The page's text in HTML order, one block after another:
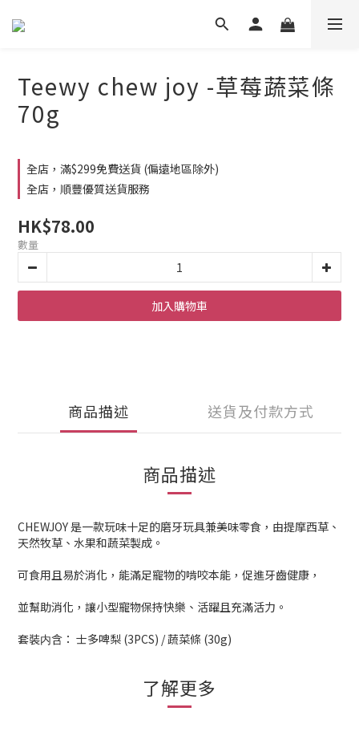
Teewy chew joy -草莓蔬菜條
70g
全店，滿$299免費送貨 (偏遠地區除外)
全店，順豐優質送貨服務
HK$78.00
數量
加入購物車
商品描述 送貨及付款方式
商品描述
CHEWJOY 是一款玩味十足的磨牙玩具兼美味零食，由提摩西草、
天然牧草、水果和蔬菜製成。
可食用且易於消化，能滿足寵物的啃咬本能，促進牙齒健康，
並幫助消化，讓小型寵物保持快樂、活躍且充滿活力。
套裝内含： 士多啤梨 (3PCS) / 蔬菜條 (30g)
了解更多